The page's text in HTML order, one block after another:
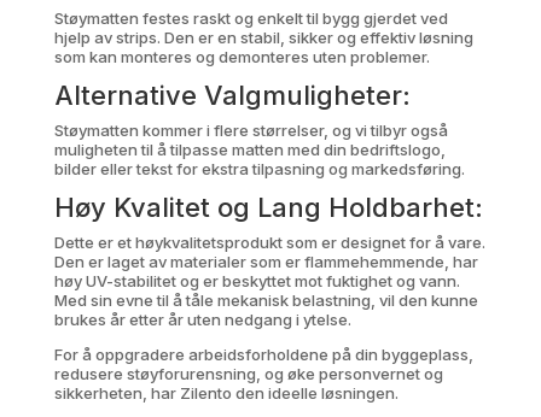
Støymatten festes raskt og enkelt til bygg gjerdet ved
hjelp av strips. Den er en stabil, sikker og effektiv løsning
som kan monteres og demonteres uten problemer.
Alternative Valgmuligheter:
Støymatten kommer i flere størrelser, og vi tilbyr også
muligheten til å tilpasse matten med din bedriftslogo,
bilder eller tekst for ekstra tilpasning og markedsføring.
Høy Kvalitet og Lang Holdbarhet:
Dette er et høykvalitetsprodukt som er designet for å vare.
Den er laget av materialer som er flammehemmende, har
høy UV-stabilitet og er beskyttet mot fuktighet og vann.
Med sin evne til å tåle mekanisk belastning, vil den kunne
brukes år etter år uten nedgang i ytelse.
For å oppgradere arbeidsforholdene på din byggeplass,
redusere støyforurensning, og øke personvernet og
sikkerheten, har Zilento den ideelle løsningen.